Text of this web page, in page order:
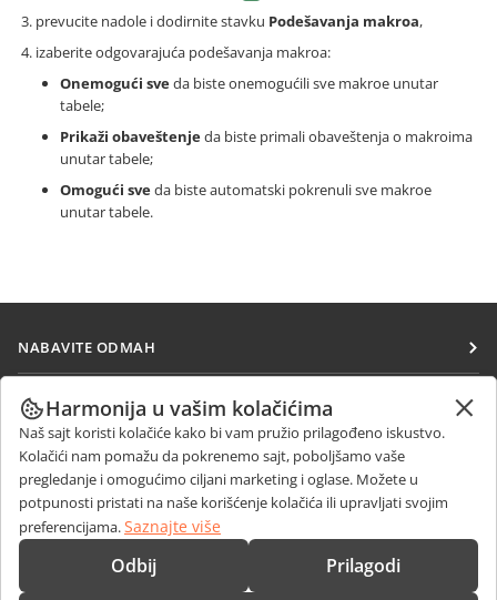
prevucite nadole i dodirnite stavku Podešavanja makroa,
izaberite odgovarajuća podešavanja makroa:
Onemogući sveda biste onemogućili sve makroe unutar
tabele;
Prikaži obaveštenjeda biste primali obaveštenja o makroima
unutar tabele;
Omogući sveda biste automatski pokrenuli sve makroe
unutar tabele.
NABAVITE ODMAH
Docs
DocSpace
Workspace
Konektori
Desktop aplikacije
Mobilne aplikacije
SARAĐUJTE
Za doprinosioce
Za prevodioce
Za influensere
Slobodna radna mesta
PRIMAJTE VESTI
Blog
DOBIJTE POMOĆ
Forum
KONTAKTIRAJTE NAS
Pitanja o prodaji
sales@onlyoffice.com
Harmonija u vašim kolačićima
Naš sajt koristi kolačiće kako bi vam pružio prilagođeno iskustvo.
Kolačići nam pomažu da pokrenemo sajt, poboljšamo vaše
pregledanje i omogućimo ciljani marketing i oglase. Možete u
potpunosti pristati na naše korišćenje kolačića ili upravljati svojim
preferencijama.Saznajte više
Odbij Prilagodi